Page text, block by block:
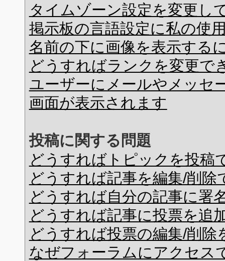
タイムゾーン設定を変更し
掲示板の言語設定に私の使
名前の下に画像を表示する
どうすればランクを変更で
ユーザーにメールやメッセ
画面が表示されます
投稿に関する問題
どうすればトピックを投稿
どうすれば記事を編集/削除
どうすれば自分の記事に署
どうすれば記事に投票を追
どうすれば投票の編集/削
なぜフォーラムにアクセス